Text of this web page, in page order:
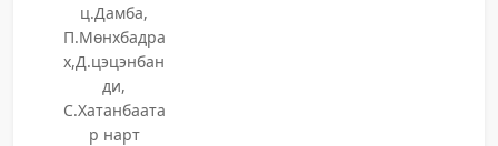
ц.Дамба,
П.Мөнхбадра
х,Д.цэцэнбан
ди,
С.Хатанбаата
р нарт